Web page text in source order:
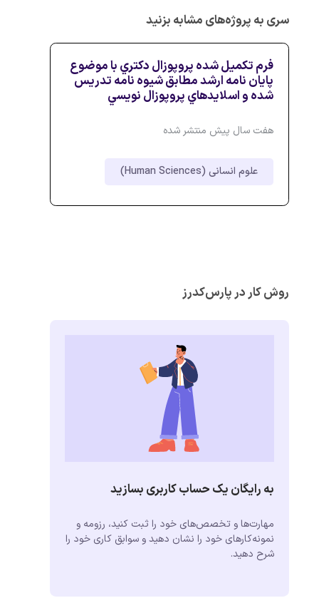
سری به پروژه‌های مشابه بزنید
فرم تكميل شده پروپوزال دكتري با موضوع
پايان نامه ارشد مطابق شيوه نامه تدريس
شده و اسلايدهاي پروپوزال نويسي
هفت سال پیش منتشر شده
علوم انسانی (Human Sciences)
روش کار در پارس‌کدرز
به رایگان یک حساب کاربری بسازید
مهارت‌ها و تخصص‌های خود را ثبت کنید، رزومه و
نمونه‌کارهای خود را نشان دهید و سوابق کاری خود را
شرح دهید.